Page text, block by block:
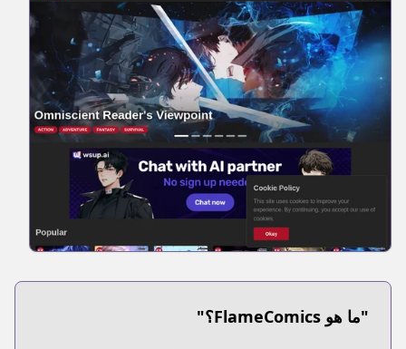
"ما هو FlameComics؟"